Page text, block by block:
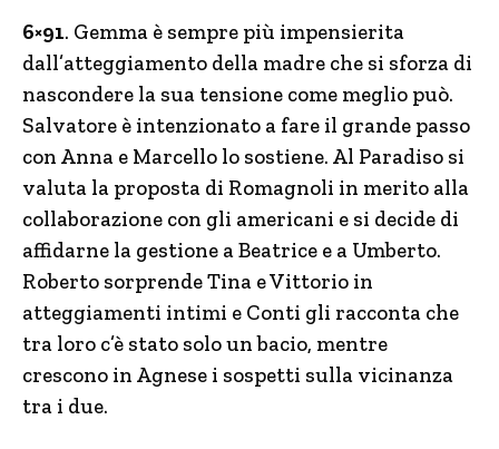
6×91. Gemma è sempre più impensierita
dall’atteggiamento della madre che si sforza di
nascondere la sua tensione come meglio può.
Salvatore è intenzionato a fare il grande passo
con Anna e Marcello lo sostiene. Al Paradiso si
valuta la proposta di Romagnoli in merito alla
collaborazione con gli americani e si decide di
affidarne la gestione a Beatrice e a Umberto.
Roberto sorprende Tina e Vittorio in
atteggiamenti intimi e Conti gli racconta che
tra loro c’è stato solo un bacio, mentre
crescono in Agnese i sospetti sulla vicinanza
tra i due.